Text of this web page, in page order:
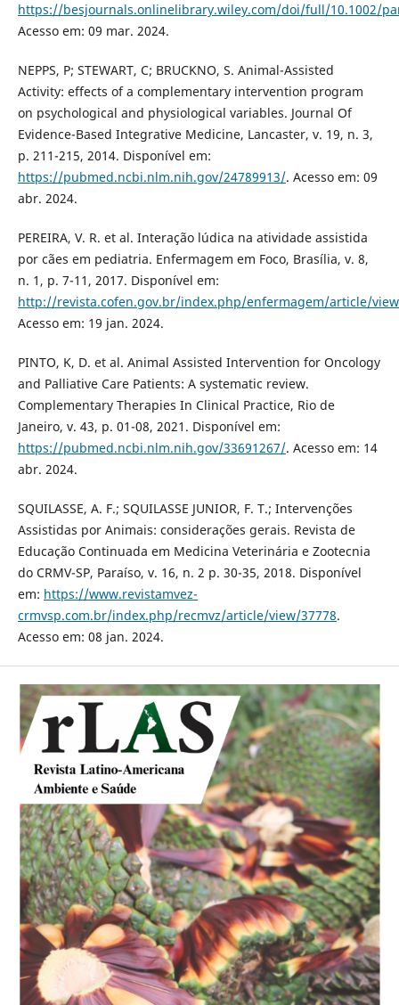
https://besjournals.onlinelibrary.wiley.com/doi/full/10.1002/
Acesso em: 09 mar. 2024.
NEPPS, P; STEWART, C; BRUCKNO, S. Animal-Assisted
Activity: effects of a complementary intervention program
on psychological and physiological variables. Journal Of
Evidence-Based Integrative Medicine, Lancaster, v. 19, n. 3,
p. 211-215, 2014. Disponível em:
https://pubmed.ncbi.nlm.nih.gov/24789913/. Acesso em: 09
abr. 2024.
PEREIRA, V. R. et al. Interação lúdica na atividade assistida
por cães em pediatria. Enfermagem em Foco, Brasília, v. 8,
n. 1, p. 7-11, 2017. Disponível em:
http://revista.cofen.gov.br/index.php/enfermagem/article/
Acesso em: 19 jan. 2024.
PINTO, K, D. et al. Animal Assisted Intervention for Oncology
and Palliative Care Patients: A systematic review.
Complementary Therapies In Clinical Practice, Rio de
Janeiro, v. 43, p. 01-08, 2021. Disponível em:
https://pubmed.ncbi.nlm.nih.gov/33691267/. Acesso em: 14
abr. 2024.
SQUILASSE, A. F.; SQUILASSE JUNIOR, F. T.; Intervenções
Assistidas por Animais: considerações gerais. Revista de
Educação Continuada em Medicina Veterinária e Zootecnia
do CRMV-SP, Paraíso, v. 16, n. 2 p. 30-35, 2018. Disponível
em: https://www.revistamvez-
crmvsp.com.br/index.php/recmvz/article/view/37778.
Acesso em: 08 jan. 2024.